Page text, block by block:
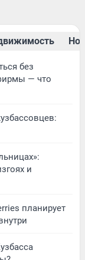
без
— что
и
планирует